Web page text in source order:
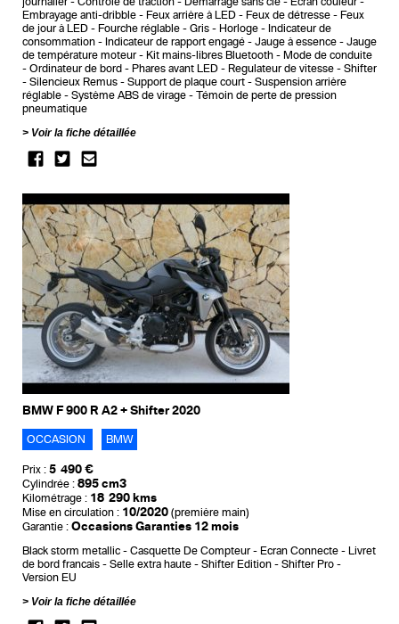
Embrayage anti-dribble
Feux arrière à LED Feux de détresse
Feux
de jour à LED
Fourche réglable Gris Horloge
Indicateur de
consommation
Indicateur de rapport engagé Jauge à essence
Jauge
de température moteur
Kit mains-libres Bluetooth
Mode de conduite
Ordinateur de bord
Phares avant LED Regulateur de vitesse
Shifter
Silencieux Remus
Support de plaque court
Suspension arrière
réglable
Système ABS de virage
Témoin de perte de pression
pneumatique
Voir la fiche détaillée
BMW F 900 R A2 + Shifter 2020
OCCASION BMW
Prix : 5 490 €
Cylindrée : 895 cm3
Kilométrage : 18 290 kms
Mise en circulation : 10/2020 (première main)
Garantie : Occasions Garanties 12 mois
Black storm metallic Casquette De Compteur Ecran Connecte
Livret
de bord francais
Selle extra haute Shifter Edition
Shifter Pro
Version EU
Voir la fiche détaillée